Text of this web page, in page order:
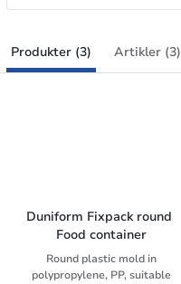
Produkter (3) Artikler (3)
Duniform Fixpack round
Food container
Round plastic mold in
polypropylene, PP, suitable